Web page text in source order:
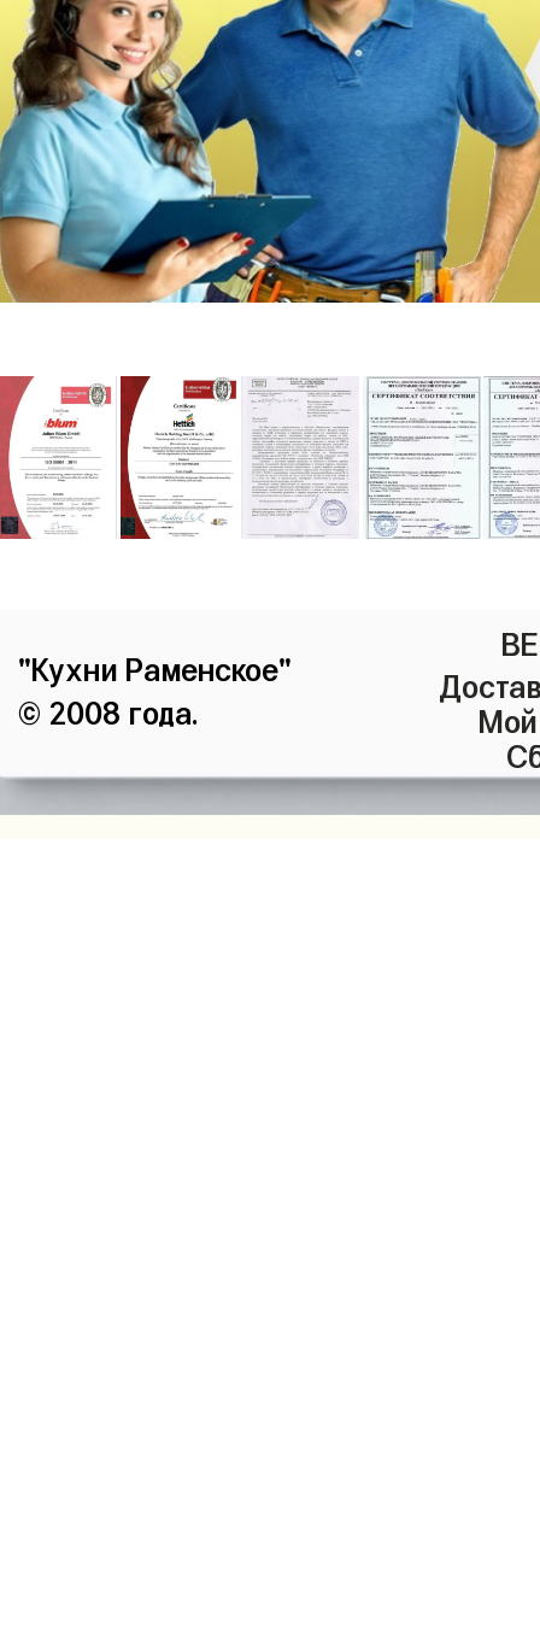
"Кухни Раменское"
© 2008 года.